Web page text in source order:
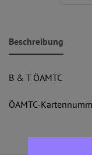
Beschreibung
B & T ÖAMTC
ÖAMTC-